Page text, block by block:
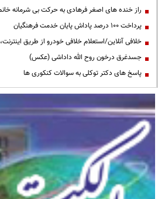
راز خنده های اصغر فرهادی به حرکت بی شرمانه
پرداخت ۱۰۰ درصد پاداش پایان خدمت فرهنگیان
خلافی آنلاین/استعلام خلافی خودرو از طریق
جسدغرق درخون روح الله داداشی (عکس)
پاسخ های دکتر توکلی به سوالات کنکوری ها